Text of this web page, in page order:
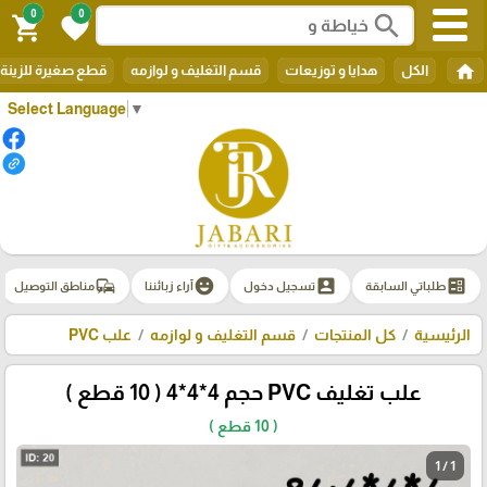
Select Language ▼
search
0
favorite
0
shopping_cart
home الكل هدايا و توزيعات قسم التغليف و لوازمه قطع صغيرة للزينة
ballotطلباتي السابقة account_boxتسجيل دخول emoji_emotionsآراء زبائننا commuteمناطق التوصيل
الرئيسية كل المنتجات قسم التغليف و لوازمه علب PVC
علب تغليف PVC حجم 4*4*4 ( 10 قطع )
( 10 قطع )
1 / 1